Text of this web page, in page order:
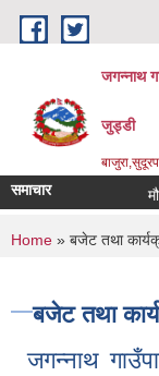
Skip to main content
जगन्नाथ
जुड्डी
समाचार
You are
Home » बजेट तथा
बजेट तथा
जगन्नाथ